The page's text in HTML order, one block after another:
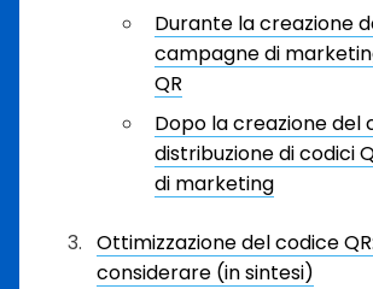
Durante la creazione
campagne di
QR
Dopo la creazione del
distribuzione di codici
di marketing
Ottimizzazione del codice
considerare (in sintesi)